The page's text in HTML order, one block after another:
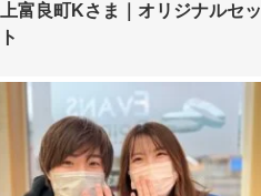
上富良町Kさま｜オリジナルセッ
ト